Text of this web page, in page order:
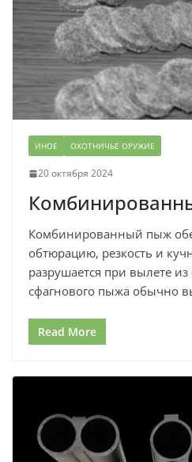
ИНОЕ ОХОТНИЧЬЕ ОРУЖИЕ
20 октября 2024
Комбинированный пыж
обтюрацию, резкость и
разрушается при вылете
сфагнового пыжа обычно
Read More